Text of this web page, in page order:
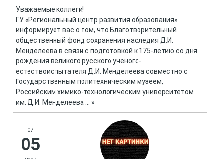
Уважаемые коллеги!
ГУ «Региональный центр развития образования»
информирует вас о том, что Благотворительный
общественный фонд сохранения наследия Д.И.
Менделеева в связи с подготовкой к 175-летию со дня
рождения великого русского ученого-
естествоиспытателя Д.И. Менделеева совместно с
Государственным политехническим музеем,
Российским химико-технологическим университетом
им. Д.И. Менделеева ... »
07
05